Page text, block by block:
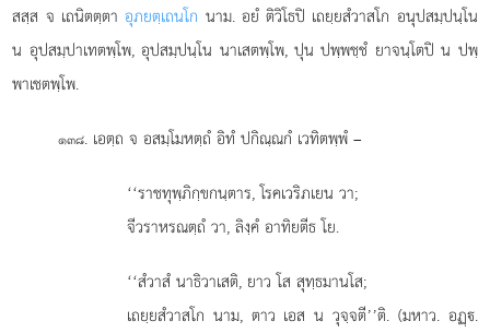
สสฺส จ เถนิตตฺตาอุภยตฺเถนโก นาม. อยํ ติวิโธปิ เถยฺยสํวาสโก อนุปสมฺปนฺโน
น อุปสมฺปาเทตพฺโพ, อุปสมฺปนฺโน นาเสตพฺโพ, ปุน ปพฺพชฺชํ ยาจนฺโตปิ น ปพฺ
พาเชตพฺโพ.
๑๓๘. เอตฺถ จ อสมฺโมหตฺถํ อิทํ ปกิณฺณกํ เวทิตพฺพํ –
‘‘ราชทุพฺภิกฺขกนฺตาร, โรคเวริภเยน วา;
จีวราหรณตฺถํ วา, ลิงฺคํ อาทิยตีธ โย.
‘‘สํวาสํ นาธิวาเสติ, ยาว โส สุทฺธมานโส;
เถยฺยสํวาสโก นาม, ตาว เอส น วุจฺจตี’’ติ. (มหาว. อฏฺ.